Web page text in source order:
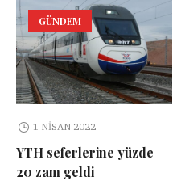
GÜNDEM
1 NISAN 2022
YTH seferlerine yüzde
20 zam geldi